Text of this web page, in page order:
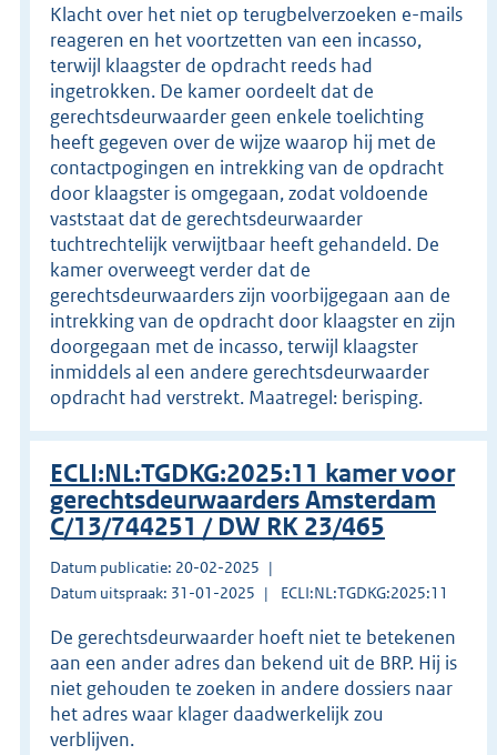
Klacht over het niet op terugbelverzoeken e-mails
reageren en het voortzetten van een incasso,
terwijl klaagster de opdracht reeds had
ingetrokken. De kamer oordeelt dat de
gerechtsdeurwaarder geen enkele toelichting
heeft gegeven over de wijze waarop hij met de
contactpogingen en intrekking van de opdracht
door klaagster is omgegaan, zodat voldoende
vaststaat dat de gerechtsdeurwaarder
tuchtrechtelijk verwijtbaar heeft gehandeld. De
kamer overweegt verder dat de
gerechtsdeurwaarders zijn voorbijgegaan aan de
intrekking van de opdracht door klaagster en zijn
doorgegaan met de incasso, terwijl klaagster
inmiddels al een andere gerechtsdeurwaarder
opdracht had verstrekt. Maatregel: berisping.
ECLI:NL:TGDKG:2025:11 kamer voor
gerechtsdeurwaarders Amsterdam
C/13/744251 / DW RK 23/465
Datum publicatie: 20-02-2025
Datum uitspraak: 31-01-2025
ECLI:NL:TGDKG:2025:11
De gerechtsdeurwaarder hoeft niet te betekenen
aan een ander adres dan bekend uit de BRP. Hij is
niet gehouden te zoeken in andere dossiers naar
het adres waar klager daadwerkelijk zou
verblijven.